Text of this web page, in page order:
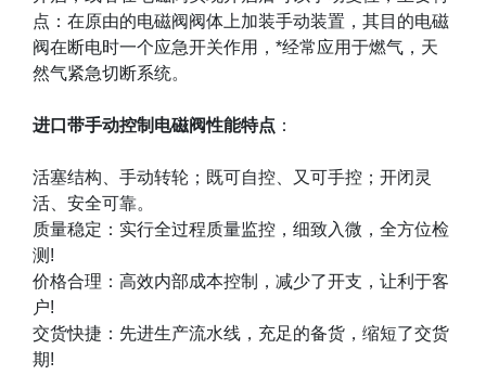
点：在原由的电磁阀阀体上加装手动装置，其目的电磁
阀在断电时一个应急开关作用， *经常应用于燃气，天
然气紧急切断系统。
进口带手动控制电磁阀性能特点 ：
活塞结构、手动转轮；既可自控、又可手控；开闭灵
活、安全可靠。
质量稳定：实行全过程质量监控，细致入微，全方位检
测 !
价格合理：高效内部成本控制，减少了开支，让利于客
户!
交货快捷：先进生产流水线，充足的备货，缩短了交货
期!